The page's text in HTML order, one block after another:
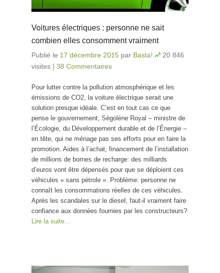
Voitures électriques : personne ne sait
combien elles consomment vraiment
Publié le 17 décembre 2015 par Basta!
20 846
visites | 38 Commentaires
Pour lutter contre la pollution atmosphérique et les
émissions de CO2, la voiture électrique serait une
solution presque idéale. C’est en tout cas ce que
pense le gouvernement, Ségolène Royal – ministre de
l’Écologie, du Développement durable et de l’Énergie –
en tête, qui ne ménage pas ses efforts pour en faire la
promotion. Aides à l’achat, financement de l’installation
de millions de bornes de recharge: des milliards
d’euros vont être dépensés pour que se déploient ces
véhicules « sans pétrole ». Problème: personne ne
connaît les consommations réelles de ces véhicules.
Après les scandales sur le diesel, faut-il vraiment faire
confiance aux données fournies par les constructeurs?
Lire la suite…